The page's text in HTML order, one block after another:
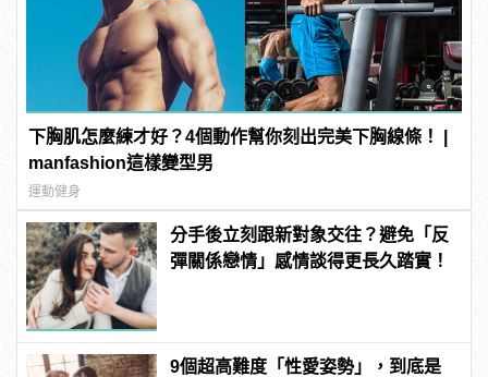
下胸肌怎麼練才好？4個動作幫你刻出完美下胸線條！ |
manfashion這樣變型男
運動健身
分手後立刻跟新對象交往？避免「反
彈關係戀情」感情談得更長久踏實！
9個超高難度「性愛姿勢」，到底是